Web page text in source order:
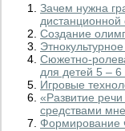
Зачем нужна
Создание
Сюжетно-
для детей 5 – 6
Игровые
«Развитие
средствами
Формирование